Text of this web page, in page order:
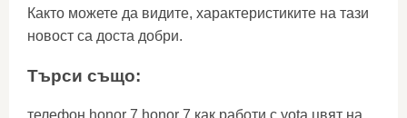
Както можете да видите, характеристиките на тази
новост са доста добри.
Търси също: